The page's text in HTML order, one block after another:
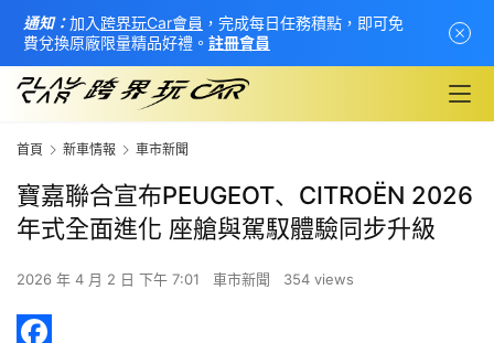
首頁 新車情報 車市新聞
寶嘉聯合宣布PEUGEOT、CITROËN 2026
年式全面進化 座艙與駕馭體驗同步升級
2026 年 4 月 2 日 下午 7:01 車市新聞 354 views
通知：加入 跨界玩Car會員 ，完成每日任務積點，即可免
費兌換原廠限量精品好禮。 註冊會員